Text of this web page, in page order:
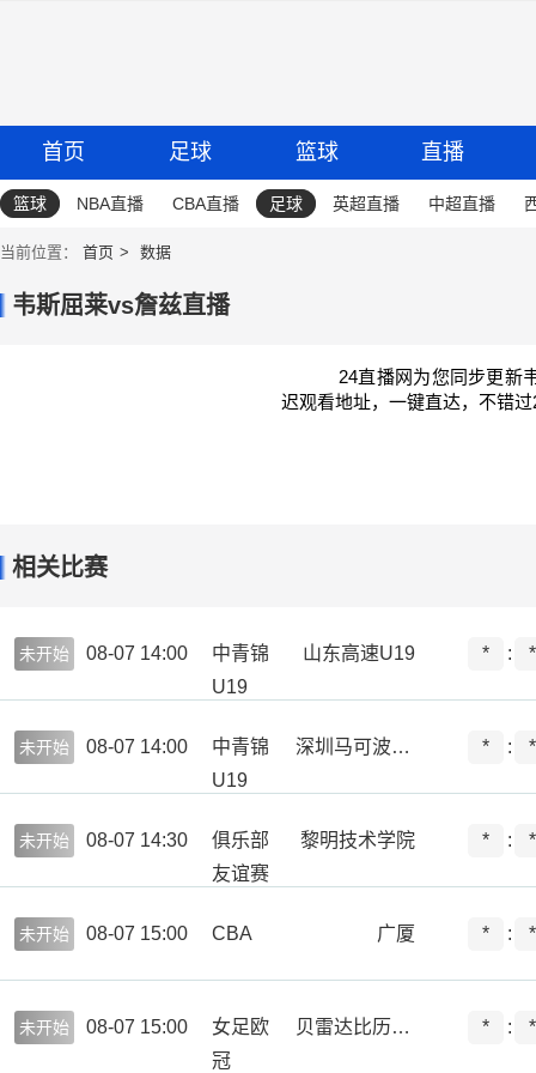
首页 足球 篮球 直播
篮球 NBA直播 CBA直播 足球 英超直播 中超直播
当前位置： 首页 数据
韦斯屈莱vs詹兹直播
24直播网为您同步更新
迟观看地址，一键直达，不错
相关比赛
未开始 08-07 14:00
中青锦
U19
山东高速U19 * : *
未开始 08-07 14:00
中青锦
U19
深圳马可波罗U19 * : *
未开始 08-07 14:30
俱乐部
友谊赛
黎明技术学院 * : *
未开始 08-07 15:00 CBA 广厦 * : *
未开始 08-07 15:00
女足欧
冠
贝雷达比历克女足 * : *